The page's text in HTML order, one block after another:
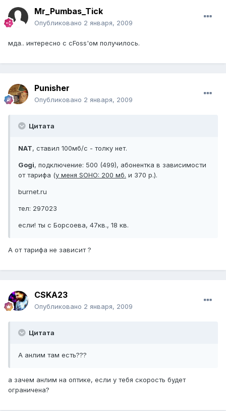
Mr_Pumbas_Tick
Опубликовано 2 января, 2009
мда.. интересно с cFoss'ом получилось.
Punisher
Опубликовано 2 января, 2009
Цитата
NAT, ставил 100мб/c - толку нет.
Gogi, подключение: 500 (499), абонентка в зависимости
от тарифа (у меня SOHO: 200 мб. и 370 р.).
burnet.ru
тел: 297023
если! ты с Борсоева, 47кв., 18 кв.
А от тарифа не зависит ?
CSKA23
Опубликовано 2 января, 2009
Цитата
А анлим там есть???
а зачем анлим на оптике, если у тебя скорость будет
ограничена?